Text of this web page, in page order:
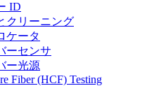
ID
クリーニング
ケータ
ーセンサ
ー光源
Fiber (HCF) Testing